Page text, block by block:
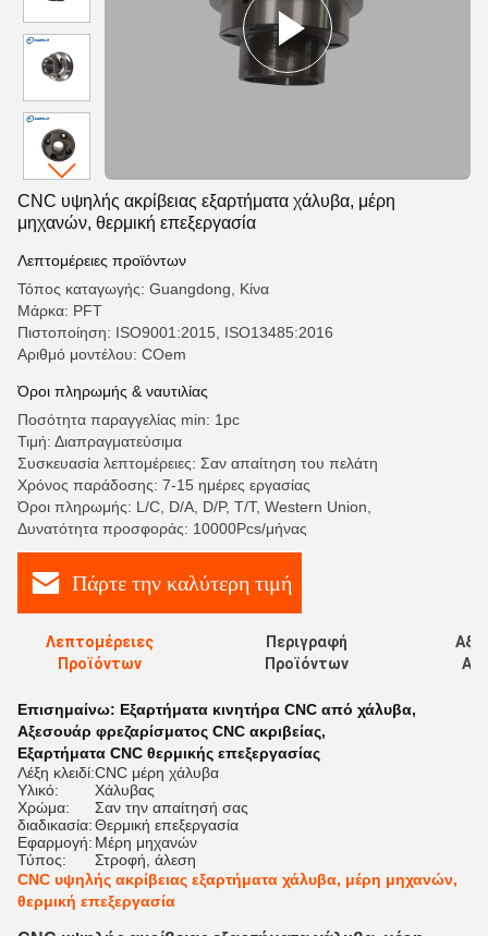
CNC υψηλής ακρίβειας εξαρτήματα χάλυβα, μέρη
μηχανών, θερμική επεξεργασία
Λεπτομέρειες προϊόντων
Τόπος καταγωγής: Guangdong, Κίνα
Μάρκα: PFT
Πιστοποίηση: ISO9001:2015, ISO13485:2016
Αριθμό μοντέλου: COem
Όροι πληρωμής & ναυτιλίας
Ποσότητα παραγγελίας min: 1pc
Τιμή: Διαπραγματεύσιμα
Συσκευασία λεπτομέρειες: Σαν απαίτηση του πελάτη
Χρόνος παράδοσης: 7-15 ημέρες εργασίας
Όροι πληρωμής: L/C, D/A, D/P, T/T, Western Union,
Δυνατότητα προσφοράς: 10000Pcs/μήνας
Πάρτε την καλύτερη τιμή
Λεπτομέρειες
Προϊόντων
Περιγραφή
Προϊόντων
Επισημαίνω: Εξαρτήματα κινητήρα CNC από χάλυβα,
Αξεσουάρ φρεζαρίσματος CNC ακριβείας,
Εξαρτήματα CNC θερμικής επεξεργασίας
Λέξη κλειδί:CNC μέρη χάλυβα
Υλικό:
Χάλυβας
Χρώμα:
Σαν την απαίτησή σας
διαδικασία:Θερμική επεξεργασία
Εφαρμογή: Μέρη μηχανών
Τύπος:
Στροφή, άλεση
CNC υψηλής ακρίβειας εξαρτήματα χάλυβα, μέρη μηχανών,
θερμική επεξεργασία